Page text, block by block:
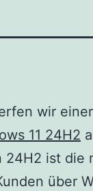
wir
11 24H2
24H2 ist die
über